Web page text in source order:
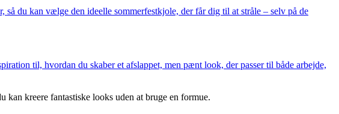
så du kan vælge den ideelle sommerfestkjole, der får dig til at stråle – selv på de
til, hvordan du skaber et afslappet, men pænt look, der passer til både arbejde,
kreere fantastiske looks uden at bruge en formue.